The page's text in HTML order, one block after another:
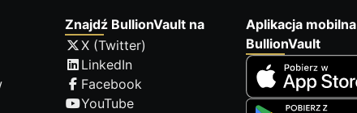
Znajdź BullionVault na
X (Twitter)
LinkedIn
Facebook
YouTube
Aplikacja mobilna
BullionVault